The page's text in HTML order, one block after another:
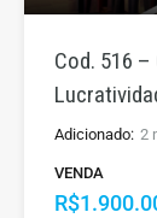
Cod. 516
Adicionado: 2
VENDA